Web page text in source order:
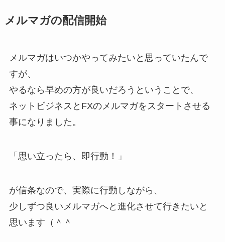
メルマガの配信開始
メルマガはいつかやってみたいと思っていたんで
すが、
やるなら早めの方が良いだろうということで、
ネットビジネスとFXのメルマガをスタートさせる
事になりました。
「思い立ったら、即行動！」
が信条なので、実際に行動しながら、
少しずつ良いメルマガへと進化させて行きたいと
思います（＾＾